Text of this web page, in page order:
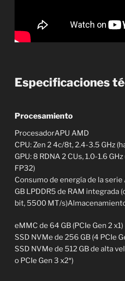
Especificaciones
Procesamiento
ProcesadorAPU AMD
CPU: Zen 2 4c/8t, 2.4-3.5 GHz
GPU: 8 RDNA 2 CUs, 1.0-1.6
FP32)
Consumo de energía de la serie
GB LPDDR5 de RAM integrada
bit, 5500 MT/
eMMC de 64 GB (PCIe Gen 2 x1)
SSD NVMe de 256 GB (4 PCIe
SSD NVMe de 512 GB de alta
o PCIe Gen 3 x2*)